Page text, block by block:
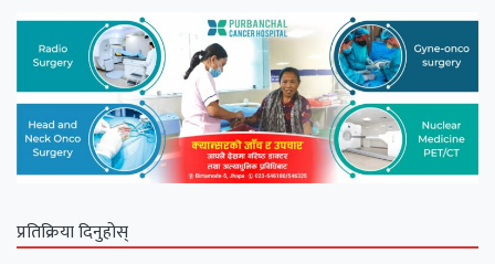
प्रतिक्रिया दिनुहोस्